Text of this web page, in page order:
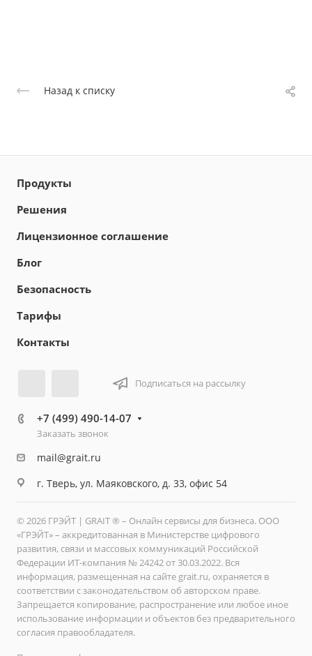
Назад к списку
Продукты
Решения
Лицензионное соглашение
Блог
Безопасность
Тарифы
Контакты
Подписаться на рассылку
+7 (499) 490-14-07
Заказать звонок
mail@grait.ru
г. Тверь, ул. Маяковского, д. 33, офис 54
© 2026 ГРЭЙТ | GRAIT ® – Онлайн сервисы для бизнеса. ООО
«ГРЭЙТ» – аккредитованная в Министерстве цифрового
развития, связи и массовых коммуникаций Российской
Федерации ИТ-компания № 24242 от 30.03.2022. Вся
информация, размещенная на сайте grait.ru, охраняется в
соответствии с законодательством об авторском праве.
Запрещается копирование, распространение или любое иное
использование информации и объектов без предварительного
согласия правообладателя.